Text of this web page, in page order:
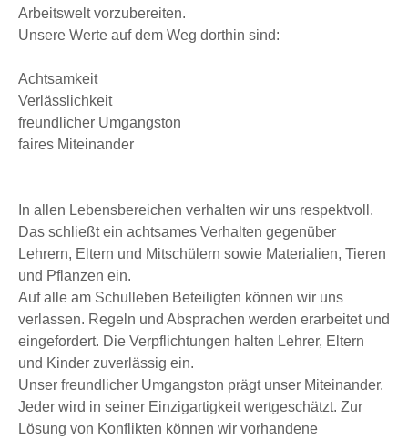
Arbeitswelt vorzubereiten.
Unsere Werte auf dem Weg dorthin sind:
Achtsamkeit
Verlässlichkeit
freundlicher Umgangston
faires Miteinander
In allen Lebensbereichen verhalten wir uns respektvoll.
Das schließt ein achtsames Verhalten gegenüber
Lehrern, Eltern und Mitschülern sowie Materialien, Tieren
und Pflanzen ein.
Auf alle am Schulleben Beteiligten können wir uns
verlassen. Regeln und Absprachen werden erarbeitet und
eingefordert. Die Verpflichtungen halten Lehrer, Eltern
und Kinder zuverlässig ein.
Unser freundlicher Umgangston prägt unser Miteinander.
Jeder wird in seiner Einzigartigkeit wertgeschätzt. Zur
Lösung von Konflikten können wir vorhandene